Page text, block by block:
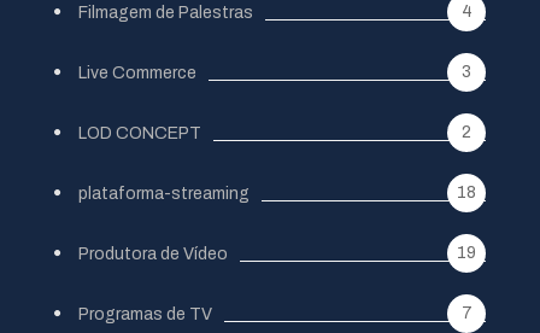
Filmagem de Palestras 4
Live Commerce 3
LOD CONCEPT 2
plataforma-streaming 18
Produtora de Vídeo 19
Programas de TV 7